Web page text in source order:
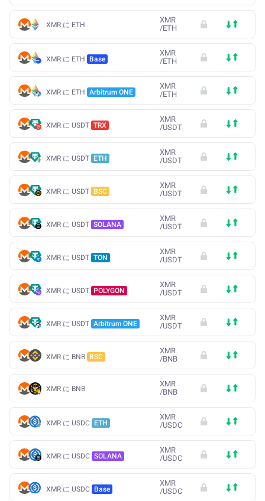
XMR に ETH
XMR
/ETH
XMR に ETH Base
XMR
/ETH
XMR に ETH Arbitrum ONE
XMR
/ETH
XMR に USDT TRX
XMR
/USDT
XMR に USDT ETH
XMR
/USDT
XMR に USDT BSC
XMR
/USDT
XMR に USDT SOLANA
XMR
/USDT
XMR に USDT TON
XMR
/USDT
XMR に USDT POLYGON
XMR
/USDT
XMR に USDT Arbitrum ONE
XMR
/USDT
XMR に BNB BSC
XMR
/BNB
XMR に BNB
XMR
/BNB
XMR に USDC ETH
XMR
/USDC
XMR に USDC SOLANA
XMR
/USDC
XMR に USDC Base
XMR
/USDC